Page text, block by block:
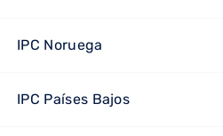
IPC Noruega
IPC Países Bajos